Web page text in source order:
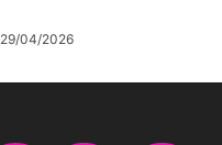
29/04/2026